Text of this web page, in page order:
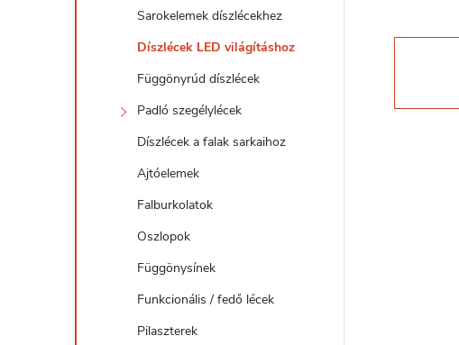
Sarokelemek díszlécekhez
Díszlécek LED világításhoz
Függönyrúd díszlécek
Padló szegélylécek
Díszlécek a falak sarkaihoz
Ajtóelemek
Falburkolatok
Oszlopok
Függönysínek
Funkcionális / fedő lécek
Pilaszterek